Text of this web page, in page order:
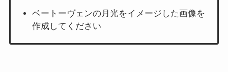
ベートーヴェンの月光をイメージした画像を
作成してください